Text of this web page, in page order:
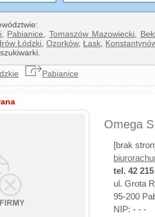
, Pabianice ,Tomaszów Mazowiecki,
Łódzki ,Ozorków,Łask
Pabianice
Omega
[brak
tel. 42
ul. Grota
95-200
NIP: - - -